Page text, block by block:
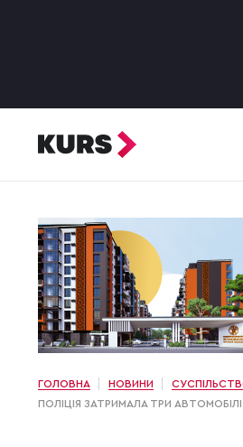
ГОЛОВНА НОВИНИ
ПОЛІЦІЯ ЗАТРИМАЛА ТРИ